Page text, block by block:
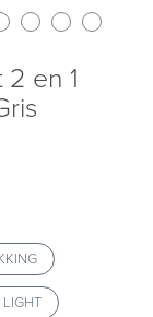
en 1
LIGHT